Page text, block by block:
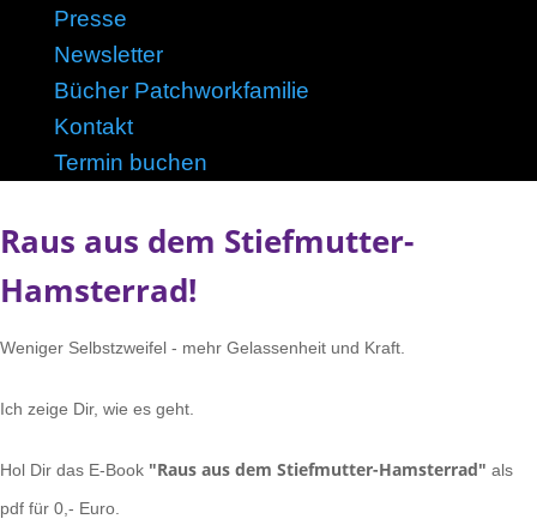
Presse
Newsletter
Bücher Patchworkfamilie
Kontakt
Termin buchen
Raus aus dem Stiefmutter-
Hamsterrad!
Weniger Selbstzweifel - mehr Gelassenheit und Kraft.
Ich zeige Dir, wie es geht.
Hol Dir das E-Book "Raus aus dem Stiefmutter-Hamsterrad" als
pdf für 0,- Euro.